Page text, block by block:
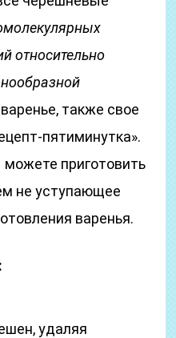
относительно
также свое
пятиминутка».
приготовить
не уступающее
варенья.
удаляя